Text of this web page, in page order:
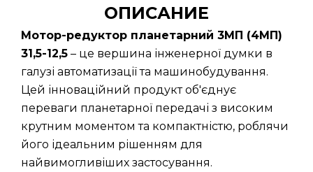
ОПИСАНИЕ
Мотор-редуктор планетарний 3МП (4МП)
31,5-12,5 – це вершина інженерної думки в
галузі автоматизації та машинобудування.
Цей інноваційний продукт об'єднує
переваги планетарної передачі з високим
крутним моментом та компактністю, роблячи
його ідеальним рішенням для
найвимогливіших застосування.